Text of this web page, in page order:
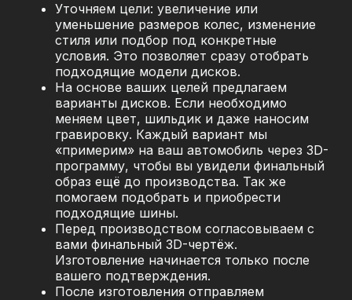
Уточняем цели: увеличение или
уменьшение размеров колес, изменение
стиля или подбор под конкретные
условия. Это позволяет сразу отобрать
подходящие модели дисков.
На основе ваших целей предлагаем
варианты дисков. Если необходимо
меняем цвет, шильдик и даже наносим
гравировку. Каждый вариант мы
«примерим» на ваш автомобиль через 3D-
программу, чтобы вы увидели финальный
образ ещё до производства. Так же
помогаем подобрать и приобрести
подходящие шины.
Перед производством согласовываем с
вами финальный 3D-чертёж.
Изготовление начинается только после
вашего подтверждения.
После изготовления отправляем